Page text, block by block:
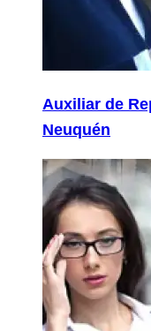
Auxiliar de
Neuquén